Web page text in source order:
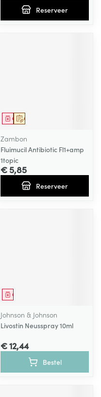
Reserveer
Op voorschrift
Geneesmiddel
Zambon
Fluimucil Antibiotic Fl1+amp
1topic
€ 5,85
Reserveer
Geneesmiddel
Johnson & Johnson
Livostin Neusspray 10ml
€ 12,44
Bestel